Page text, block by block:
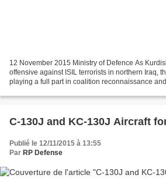
12 November 2015 Ministry of Defence As
offensive against ISIL terrorists in northern Iraq,
playing a full part in coalition reconnaissance
C-130J and KC-130J Aircraft
Publié le 12/11/2015 à 13:55
Par RP Defense